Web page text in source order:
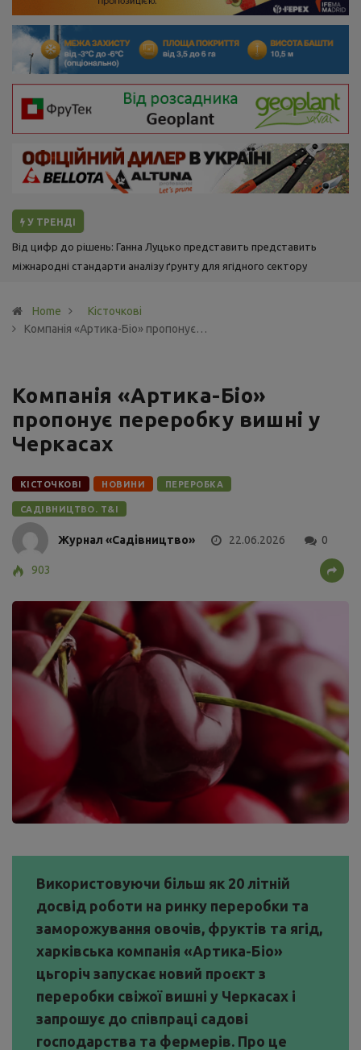
У ТРЕНДІ
Від цифр до рішень: Ганна Луцько представить представить
міжнародні стандарти аналізу ґрунту для ягідного сектору
Home
Кісточкові
Компанія «Артика-Біо» пропонує…
Компанія «Артика-Біо»
пропонує переробку вишні у
Черкасах
КІСТОЧКОВІ НОВИНИ ПЕРЕРОБКА
САДІВНИЦТВО. Т&І
Журнал «Садівництво» 22.06.2026 0
903
Використовуючи більш як 20 літній
досвід роботи на ринку переробки та
заморожування овочів, фруктів та ягід,
харківська компанія «Артика-Біо»
цьгоріч запускає новий проєкт з
переробки свіжої вишні у Черкасах і
запрошує до співпраці садові
господарства та фермерів. Про це